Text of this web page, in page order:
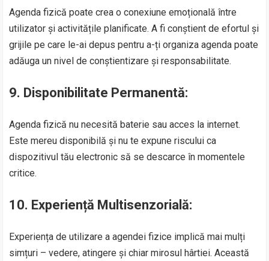
Agenda fizică poate crea o conexiune emoțională între
utilizator și activitățile planificate. A fi conștient de efortul și
grijile pe care le-ai depus pentru a-ți organiza agenda poate
adăuga un nivel de conștientizare și responsabilitate.
9. Disponibilitate Permanentă:
Agenda fizică nu necesită baterie sau acces la internet.
Este mereu disponibilă și nu te expune riscului ca
dispozitivul tău electronic să se descarce în momentele
critice.
10. Experiență Multisenzorială:
Experiența de utilizare a agendei fizice implică mai mulți
simțuri – vedere, atingere și chiar mirosul hârtiei. Această